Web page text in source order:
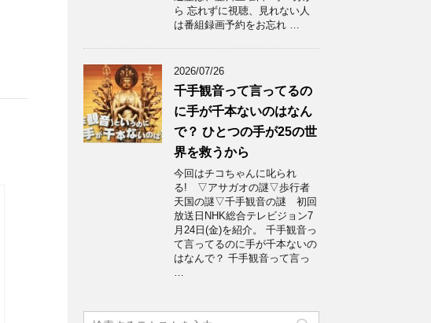
ら 忘れずに視聴、見れない人
は番組録画予約をお忘れ …
2026/07/26
千手観音って言ってるの
に手が千本ないのはなん
で？ ひとつの手が25の世
界を救うから
今回はチコちゃんに叱られ
る! ▽アサガオの謎▽歩行者
天国の謎▽千手観音の謎 初回
放送日NHK総合テレビジョン7
月24日(金)を紹介。 千手観音っ
て言ってるのに手が千本ないの
はなんで？ 千手観音って言っ
…